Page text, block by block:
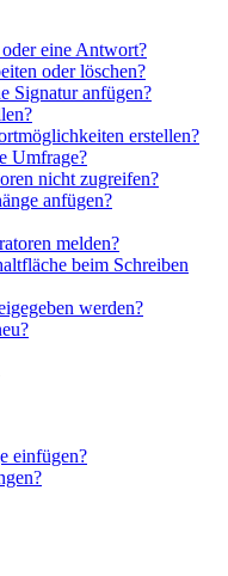
eine Antwort?
oder löschen?
Signatur anfügen?
erstellen?
Umfrage?
nicht zugreifen?
anfügen?
melden?
beim Schreiben
werden?
einfügen?